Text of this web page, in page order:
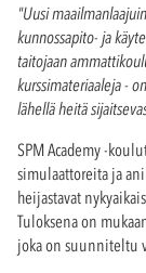
"Uusi
kunnossapito- ja
taitojaan
kurssimateriaaleja -
lähellä heitä
SPM Academy -
simulaattoreita ja
heijastavat
Tuloksena on
joka on suunniteltu